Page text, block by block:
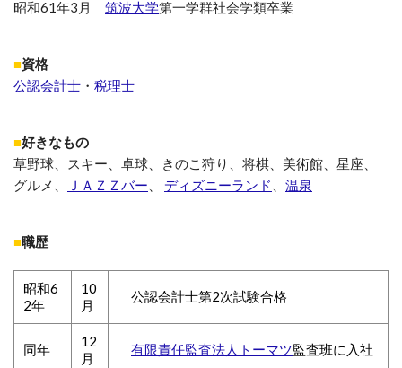
昭和61年3月 筑波大学第一学群社会学類卒業
■資格
公認会計士 ・ 税理士
■好きなもの
草野球、スキー、卓球、きのこ狩り、将棋、美術館、星座、
グルメ、
ＪＡＺＺバー ディズニーランド 温泉
■職歴
昭和6
2年
10
月
公認会計士第2次試験合格
同年
12
月
有限責任監査法人トーマツ監査班に入社